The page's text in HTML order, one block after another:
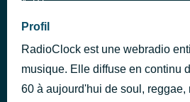
St. Thomas
Sonny Rollins
Aim for My Head
Jacob Banks
Profil
RadioClock est une webradio
musique. Elle diffuse en continu
60 à aujourd'hui de soul, reggae,